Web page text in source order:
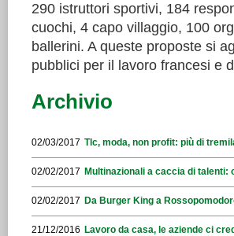
290 istruttori sportivi, 184
cuochi, 4 capo villaggio, 100
ballerini. A queste proposte si
pubblici per il lavoro francesi e
Archivio
02/03/2017 Tlc, moda, non profit: più di
02/02/2017 Multinazionali a caccia di talenti:
02/02/2017 Da Burger King a
21/12/2016 Lavoro da casa, le aziende ci